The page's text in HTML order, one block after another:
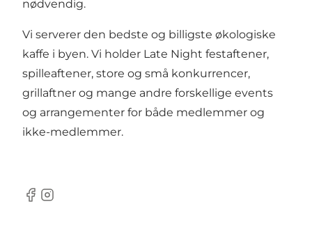
nødvendig.
Vi serverer den bedste og billigste økologiske
kaffe i byen. Vi holder Late Night festaftener,
spilleaftener, store og små konkurrencer,
grillaftner og mange andre forskellige events
og arrangementer for både medlemmer og
ikke-medlemmer.
Facebook
Instagram